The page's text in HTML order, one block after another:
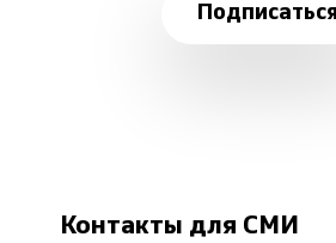
Подписаться
Контакты для СМИ